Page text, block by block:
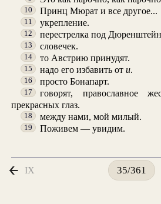
10 Принц Мюрат и все другое...
11 укрепление.
12 перестрелка под
13 словечек.
14 то Австрию принудят.
15 надо его избавить отu.
16 просто Бонапарт.
17
говорят, православное
прекрасных глаз.
18 между нами, мой милый.
19 Поживем — увидим.
IX 35/361